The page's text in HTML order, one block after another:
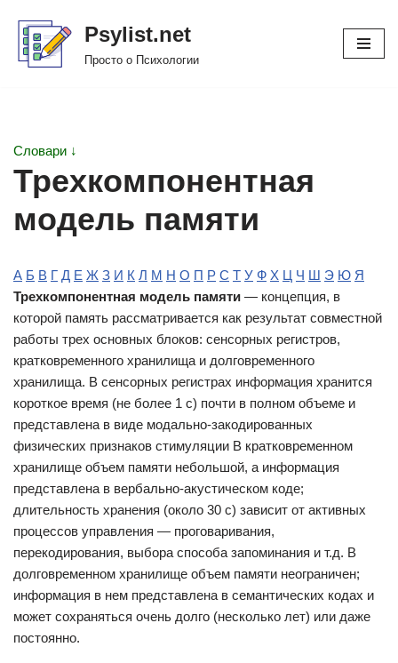
Перейти
Psylist.net
Просто о Психологии
Словари ↓
Трехкомпонентная
модель памяти
А Б В Г Д Е Ж З И К Л М Н О П Р С Т У Ф Х Ц Ч Ш Э Ю Я
Трехкомпонентная модель памяти — концепция, в
которой память рассматривается как результат совместной
работы трех основных блоков: сенсорных регистров,
кратковременного хранилища и долговременного
хранилища. В сенсорных регистрах информация хранится
короткое время (не более 1 с) почти в полном объеме и
представлена в виде модально-закодированных
физических признаков стимуляции В кратковременном
хранилище объем памяти небольшой, а информация
представлена в вербально-акустическом коде;
длительность хранения (около 30 с) зависит от активных
процессов управления — проговаривания,
перекодирования, выбора способа запоминания и т.д. В
долговременном хранилище объем памяти неограничен;
информация в нем представлена в семантических кодах и
может сохраняться очень долго (несколько лет) или даже
постоянно.